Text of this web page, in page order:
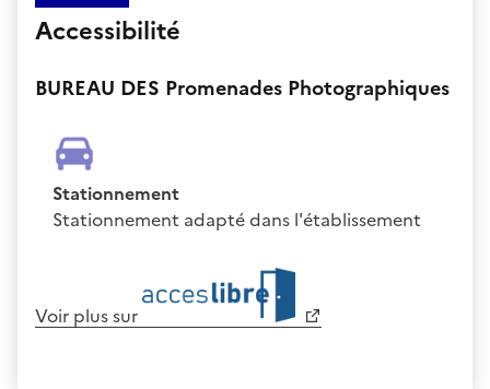
Accessibilité
BUREAU DES Promenades Photographiques
Stationnement
Stationnement adapté dans l'établissement
Voir plus sur